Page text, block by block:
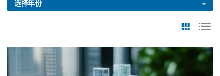
选择年份